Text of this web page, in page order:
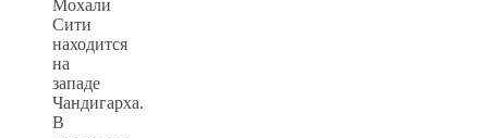
Мохали
Сити
находится
на
западе
Чандигарха.
В